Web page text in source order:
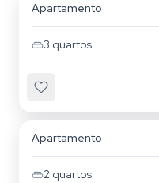
Apartamento
3 quartos
Apartamento
2 quartos